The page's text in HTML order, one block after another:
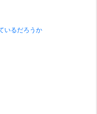
いるだろうか